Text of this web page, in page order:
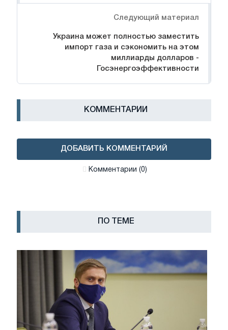
Следующий материал
Украина может полностью заместить
импорт газа и сэкономить на этом
миллиарды долларов -
Госэнергоэффективности
КОММЕНТАРИИ
ДОБАВИТЬ КОММЕНТАРИЙ
Комментарии (0)
ПО ТЕМЕ